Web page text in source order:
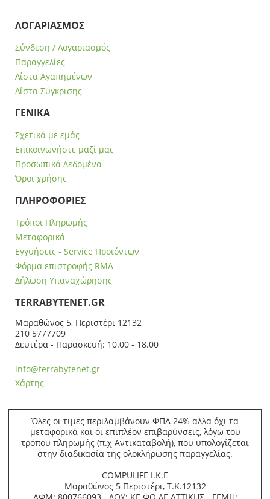
ΛΟΓΑΡΙΑΣΜΟΣ
Σύνδεση / Λογαριασμός
Παραγγελίες
Λίστα Αγαπημένων
Λίστα Σύγκρισης
ΓΕΝΙΚΑ
Σχετικά με εμάς
Επικοινωνήστε μαζί μας
Προσωπικά Δεδομένα
Όροι χρήσης
ΠΛΗΡΟΦΟΡΙΕΣ
Τρόποι Πληρωμής
Μεταφορικά
Εγγυήσεις - Service Προϊόντων
Φόρμα επιστροφής RMA
Δήλωση Υπαναχώρησης
ΤERRABYTENET.GR
Μαραθώνος 5, Περιστέρι 12132
210 5777709
Δευτέρα - Παρασκευή: 10.00 - 18.00
info@terrabytenet.gr
Χάρτης
Όλες οι τιμες περιλαμβάνουν ΦΠΑ 24% αλλα όχι τα
μεταφορικά και οι επιπλέον επιβαρύνσεις, λόγω του
τρόπου πληρωμής (π.χ Αντικαταβολή), που υπολογίζεται
στην διαδικασία της ολοκλήρωσης παραγγελίας.
COMPULIFE Ι.Κ.Ε
Μαραθώνος 5 Περιστέρι, Τ.Κ.12132